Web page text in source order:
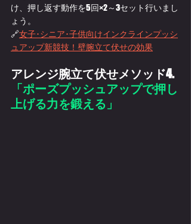
け、押し返す動作を5回×2～3セット行いまし
ょう。
🔗女子･シニア･子供向けインクラインプッシ
ュアップ新競技！壁腕立て伏せの効果
アレンジ腕立て伏せメソッド4.
「ポーズプッシュアップで押し
上げる力を鍛える」